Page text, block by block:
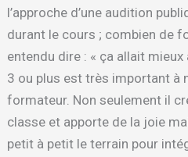
l’approche d’une audition
durant le cours ; combien de
entendu dire : « ça allait mieux
3 ou plus est très important à
formateur. Non seulement il
classe et apporte de la joie
petit à petit le terrain pour